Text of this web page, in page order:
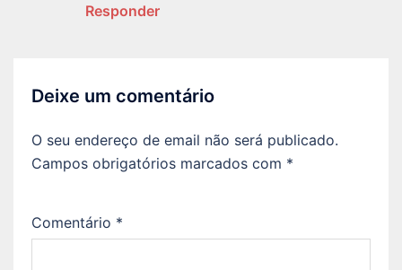
Responder
Deixe um comentário
O seu endereço de email não será publicado.
Campos obrigatórios marcados com *
Comentário *